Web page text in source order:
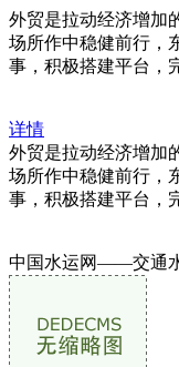
外贸是拉动经济增加
场所作中稳健前行，
事，积极搭建平台，
详情
外贸是拉动经济增加
场所作中稳健前行，
事，积极搭建平台，
中国水运网——交通